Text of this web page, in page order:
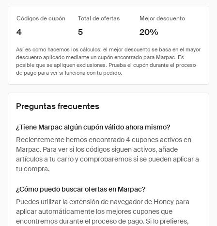
Códigos de cupón Total de ofertas Mejor descuento
4 5 20%
Preguntas frecuentes
¿Tiene Marpac algún cupón válido ahora mismo?
Recientemente hemos encontrado 4 cupones activos en
Marpac. Para ver si los códigos siguen activos, añade
artículos a tu carro y comprobaremos si se pueden aplicar a
tu compra.
¿Cómo puedo buscar ofertas en Marpac?
Puedes utilizar la extensión de navegador de Honey para
aplicar automáticamente los mejores cupones que
encontremos durante el proceso de pago. Si lo prefieres,